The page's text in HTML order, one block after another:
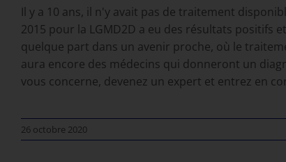
Il y a 10 ans, il n'y avait pas de traitement
2015 pour la LGMD2D a eu des résultats positifs
quelque part dans un avenir proche, où le
aura encore des médecins qui donneront un
vous concerne, devenez un expert et entrez en
26 octobre 2020